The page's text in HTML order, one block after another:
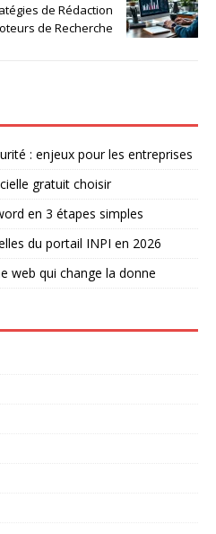
de Rédaction
de Recherche
: enjeux pour les entreprises
gratuit choisir
en 3 étapes simples
du portail INPI en 2026
web qui change la donne